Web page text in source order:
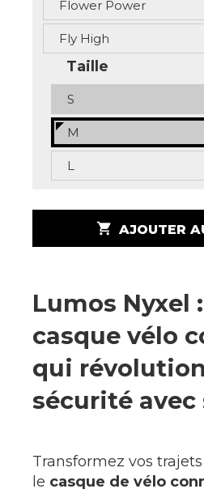
Flower Power
Fly High
Taille
S
M
L
shopping_cart AJOUTER
Lumos Nyxel
casque vélo
qui
sécurité avec
Transformez vos
le casque de vélo